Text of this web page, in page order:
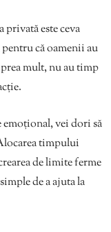
este ceva
că oamenii au
mult, nu au timp
emoțional, vei dori să
timpului
de limite ferme
de a ajuta la